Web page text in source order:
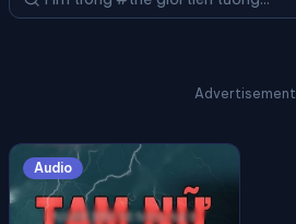
Advertisement
Audio